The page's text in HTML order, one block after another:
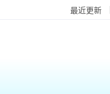
最近更新